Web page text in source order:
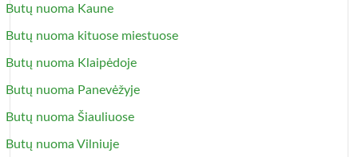
Butų nuoma Kaune
Butų nuoma kituose miestuose
Butų nuoma Klaipėdoje
Butų nuoma Panevėžyje
Butų nuoma Šiauliuose
Butų nuoma Vilniuje